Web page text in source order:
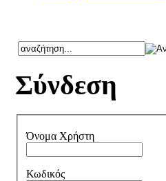
Σύνδεση
Όνομα Χρήστη
Κωδικός